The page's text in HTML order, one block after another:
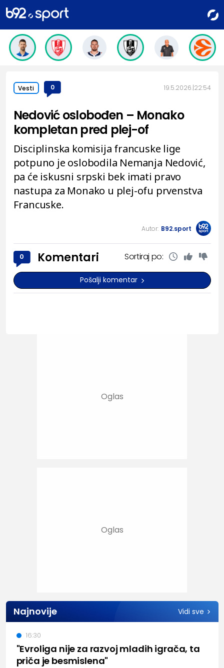
Vesti 0 19.5.2026. 22:54
Nedović oslobođen – Monako
kompletan pred plej-of
Disciplinska komisija francuske lige
potpuno je oslobodila Nemanja Nedović,
pa će iskusni srpski bek imati pravo
nastupa za Monako u plej-ofu prvenstva
Francuske.
Autor: B92.sport
0 Komentari Sortiraj po:
Pošalji komentar
Najnovije Vidi sve
"Evroliga nije za razvoj mladih igrača, ta
priča je besmislena"
16:30